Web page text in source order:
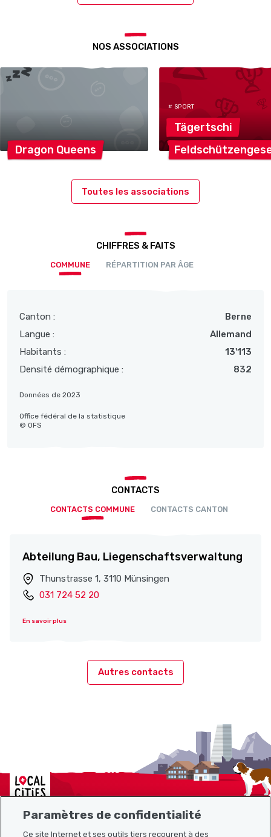
NOS ASSOCIATIONS
Dragon Queens
# SPORT
Tägertschi
Toutes les associations
CHIFFRES & FAITS
COMMUNE RÉPARTITION PAR ÂGE
Canton :
Berne
Langue :
Allemand
Habitants :
13'113
Densité démographique :
832
Données de 2023
Office fédéral de la statistique
© OFS
CONTACTS
CONTACTS COMMUNE CONTACTS CANTON
Abteilung Bau, Liegenschaftsverwaltung
Thunstrasse 1, 3110 Münsingen
031 724 52 20
En savoir plus
Autres contacts
Localcities
Paramètres de confidentialité
Ce site Internet et ses outils tiers recourent à des